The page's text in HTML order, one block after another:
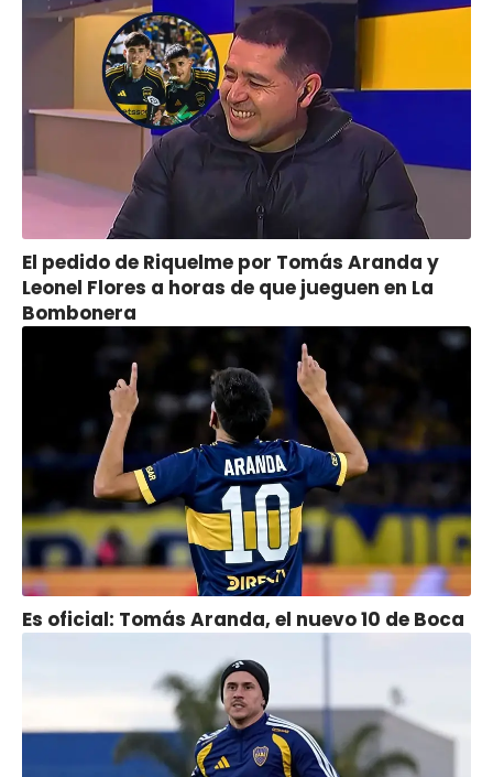
El pedido de Riquelme por Tomás Aranda y
Leonel Flores a horas de que jueguen en La
Bombonera
Es oficial: Tomás Aranda, el nuevo 10 de Boca